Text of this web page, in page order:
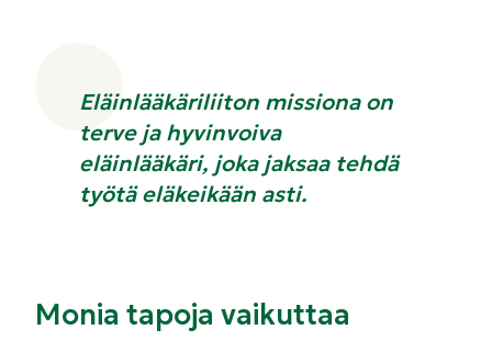
Eläinlääkäriliiton missiona on
terve ja hyvinvoiva
eläinlääkäri, joka jaksaa tehdä
työtä eläkeikään asti.
Monia tapoja vaikuttaa